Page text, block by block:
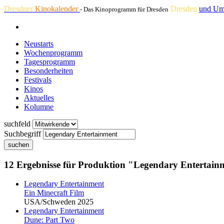
DresdnerKinokalender - Das Kinoprogramm für Dresden Dresden und
Neustarts
Wochenprogramm
Tagesprogramm
Besonderheiten
Festivals
Kinos
Aktuelles
Kolumne
suchfeld
Suchbegriff
suchen
12 Ergebnisse für Produktion "Legendary
Legendary Entertainment
Ein Minecraft Film
USA/Schweden 2025
Legendary Entertainment
Dune: Part Two